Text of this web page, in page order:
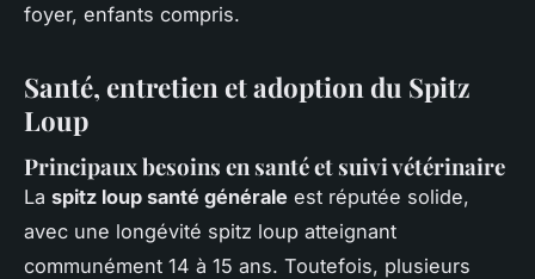
foyer, enfants compris.
Santé, entretien et adoption du Spitz
Loup
Principaux besoins en santé et suivi vétérinaire
La spitz loup santé générale est réputée solide,
avec une longévité spitz loup atteignant
communément 14 à 15 ans. Toutefois, plusieurs